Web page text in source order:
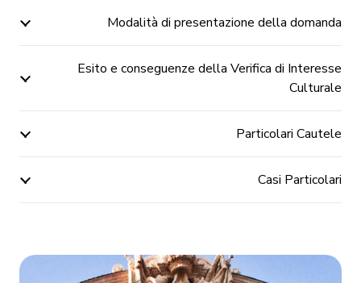
Modalità di presentazione della domanda
Esito e conseguenze della Verifica di Interesse
Culturale
Particolari Cautele
Casi Particolari